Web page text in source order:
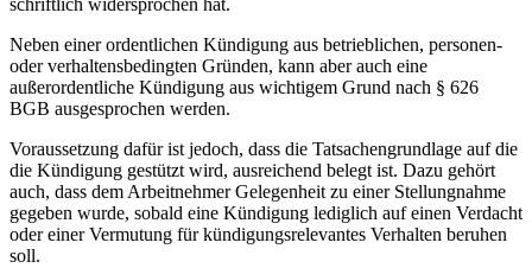
Neben einer ordentlichen Kündigung aus betrieblichen, personen-
oder verhaltensbedingten Gründen, kann aber auch eine
außerordentliche Kündigung aus wichtigem Grund nach § 626
BGB ausgesprochen werden.
Voraussetzung dafür ist jedoch, dass die Tatsachengrundlage auf die
die Kündigung gestützt wird, ausreichend belegt ist. Dazu gehört
auch, dass dem Arbeitnehmer Gelegenheit zu einer Stellungnahme
gegeben wurde, sobald eine Kündigung lediglich auf einen Verdacht
oder einer Vermutung für kündigungsrelevantes Verhalten beruhen
soll.